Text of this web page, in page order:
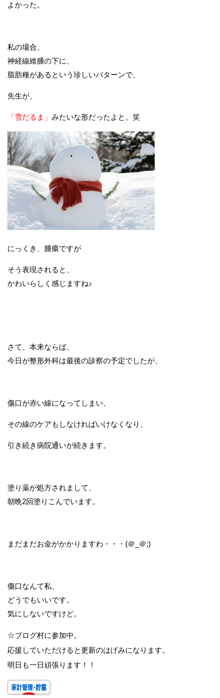
よかった。
私の場合、
神経線維腫の下に、
脂肪種があるという珍しいパターンで、
先生が、
「雪だるま」 みたいな形だったよと。笑
にっくき、腫瘍ですが
そう表現されると、
かわいらしく感じますね♪
さて、本来ならば、
今日が整形外科は最後の診察の予定でしたが、
傷口が赤い線になってしまい、
その線のケアもしなければいけなくなり、
引き続き病院通いが続きます。
塗り薬が処方されまして、
朝晩2回塗りこんでいます。
まだまだお金がかかりますわ・・・(＠_＠;)
傷口なんて私、
どうでもいいです。
気にしないですけど。
☆ブログ村に参加中。
応援していただけると更新のはげみになります。
明日も一日頑張ります！！